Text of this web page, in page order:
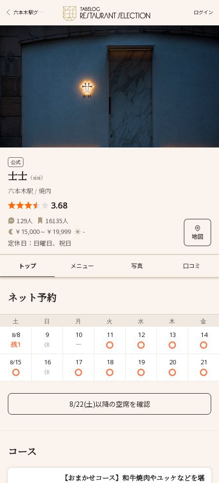
六本木駅グルメ ログイン
公式
士士 （sisi）
六本木駅 / 焼肉
3.68
129人 16135人
￥15,000～￥19,999 -
定休日：日曜日、祝日
トップ メニュー 写真 口コミ
ネット予約
土 日 月 火 水 木 金
8/8 9 10 11 12 13 14
8/15 16 17 18 19 20 21
8/22(土)以降の空席を確認
コース
【おまかせコース】和牛焼肉やユッケなどを堪